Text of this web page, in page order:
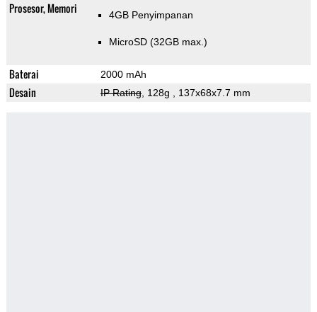
Prosesor, Memori 4GB Penyimpanan
MicroSD (32GB max.)
Baterai 2000 mAh
Desain IP Rating, 128g , 137x68x7.7 mm